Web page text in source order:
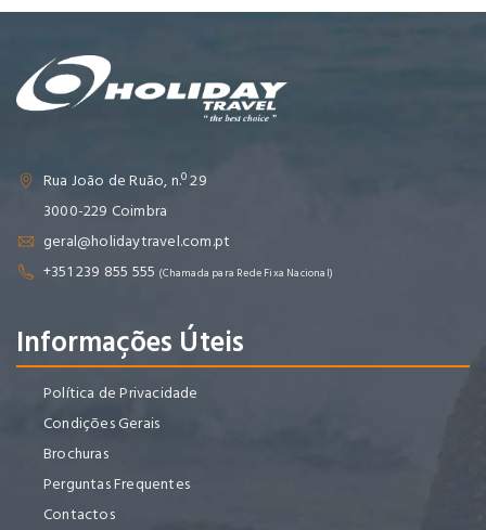
Rua João de Ruão, n.º 29
3000-229 Coimbra
geral@holidaytravel.com.pt
+351 239 855 555 (Chamada para Rede Fixa Nacional)
Informações Úteis
Política de Privacidade
Condições Gerais
Brochuras
Perguntas Frequentes
Contactos